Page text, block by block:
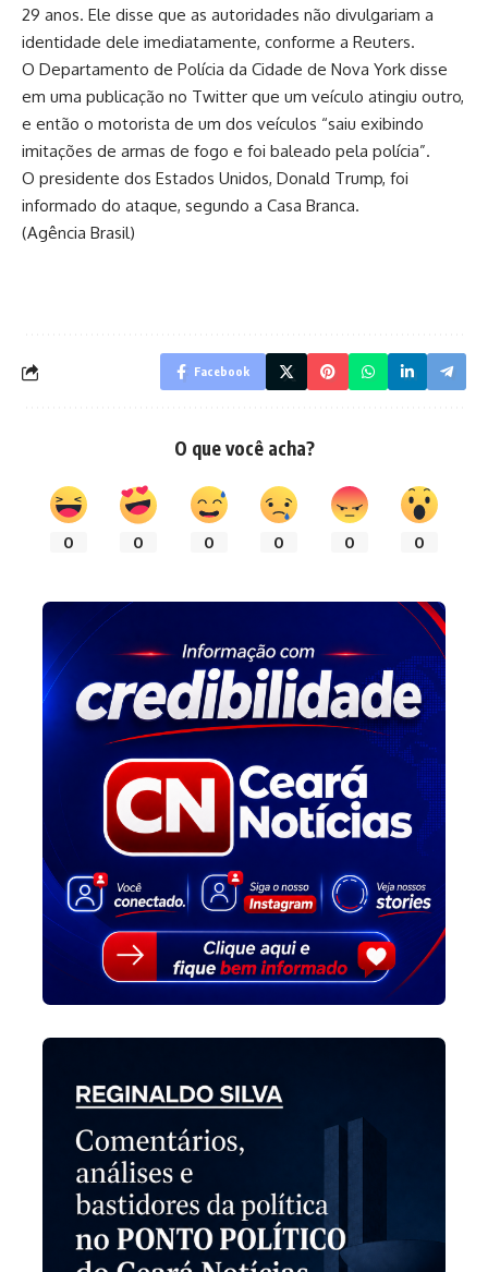
29 anos. Ele disse que as autoridades não divulgariam a
identidade dele imediatamente, conforme a Reuters.
O Departamento de Polícia da Cidade de Nova York disse
em uma publicação no Twitter que um veículo atingiu outro,
e então o motorista de um dos veículos “saiu exibindo
imitações de armas de fogo e foi baleado pela polícia”.
O presidente dos Estados Unidos, Donald Trump, foi
informado do ataque, segundo a Casa Branca.
(Agência Brasil)
Facebook
O que você acha?
0 0 0 0 0 0